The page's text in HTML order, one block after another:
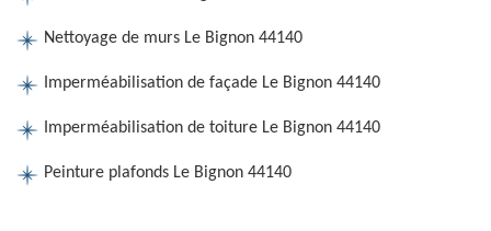
Nettoyage de murs Le Bignon 44140
Imperméabilisation de façade Le Bignon 44140
Imperméabilisation de toiture Le Bignon 44140
Peinture plafonds Le Bignon 44140